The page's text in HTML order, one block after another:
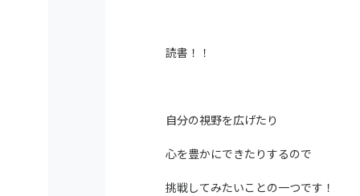
読書！！
自分の視野を広げたり
心を豊かにできたりするので
挑戦してみたいことの一つです！